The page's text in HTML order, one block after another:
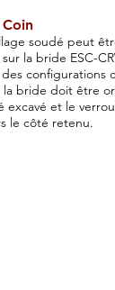
soudé peut
la bride ESC-
configurations
la bride doit être
excavé et le
le côté retenu.